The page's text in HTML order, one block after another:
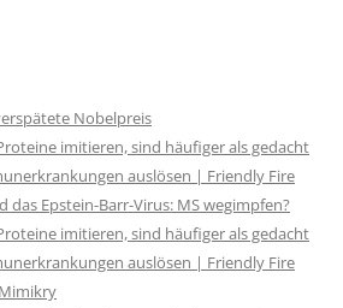
Nobelpreis
imitieren, sind häufiger als gedacht
auslösen | Friendly Fire
das Epstein-Barr-Virus: MS wegimpfen?
imitieren, sind häufiger als gedacht
auslösen | Friendly Fire